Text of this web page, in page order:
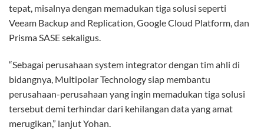
tepat, misalnya dengan memadukan tiga solusi seperti
Veeam Backup and Replication, Google Cloud Platform, dan
Prisma SASE sekaligus.
“Sebagai perusahaan system integrator dengan tim ahli di
bidangnya, Multipolar Technology siap membantu
perusahaan-perusahaan yang ingin memadukan tiga solusi
tersebut demi terhindar dari kehilangan data yang amat
merugikan,” lanjut Yohan.